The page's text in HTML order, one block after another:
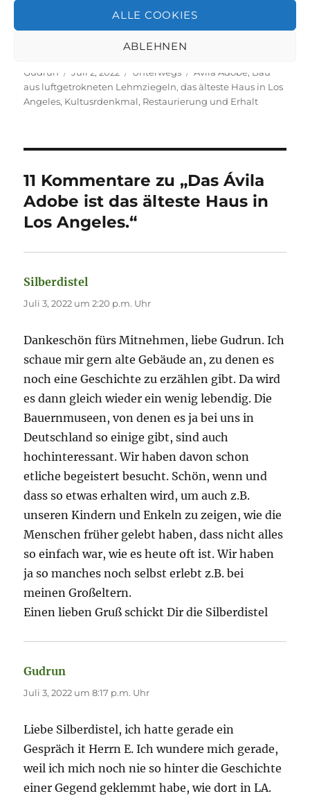
ALLE COOKIES
ABLEHNEN
ich sah, konnte ich mir das Leben in dem alten
Autor
Gudrun
Veröffentlicht
am
Juli 2, 2022 Kategorien
Unterwegs Schlagwörter
Avila Adobe, Bau
aus luftgetrokneten Lehmziegeln,das älteste Haus in Los
Angeles, Kultusrdenkmal, Restaurierung und Erhalt
11 Kommentare zu „Das Ávila
Adobe ist das älteste Haus in
Los Angeles.“
Silberdistel
Juli 3, 2022 um 2:20 p.m. Uhr
Dankeschön fürs Mitnehmen, liebe Gudrun. Ich
schaue mir gern alte Gebäude an, zu denen es
noch eine Geschichte zu erzählen gibt. Da wird
es dann gleich wieder ein wenig lebendig. Die
Bauernmuseen, von denen es ja bei uns in
Deutschland so einige gibt, sind auch
hochinteressant. Wir haben davon schon
etliche begeistert besucht. Schön, wenn und
dass so etwas erhalten wird, um auch z.B.
unseren Kindern und Enkeln zu zeigen, wie die
Menschen früher gelebt haben, dass nicht alles
so einfach war, wie es heute oft ist. Wir haben
ja so manches noch selbst erlebt z.B. bei
meinen Großeltern.
Einen lieben Gruß schickt Dir die Silberdistel
Gudrun
Juli 3, 2022 um 8:17 p.m. Uhr
Liebe Silberdistel, ich hatte gerade ein
Gespräch it Herrn E. Ich wundere mich gerade,
weil ich mich noch nie so hinter die Geschichte
einer Gegend geklemmt habe, wie dort in LA.